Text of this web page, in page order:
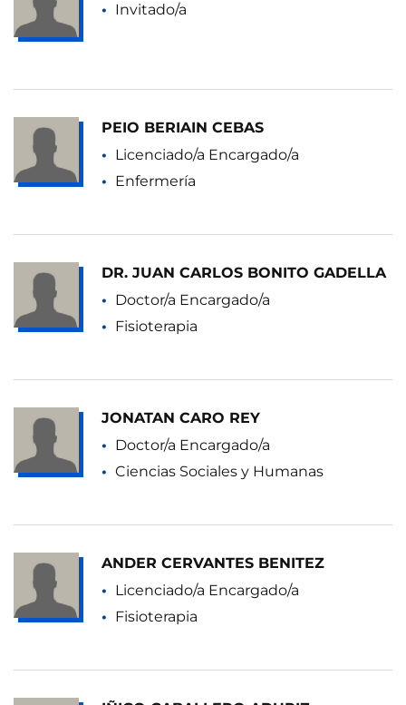
Invitado/a
PEIO BERIAIN CEBAS
Licenciado/a Encargado/a
Enfermería
DR. JUAN CARLOS BONITO GADELLA
Doctor/a Encargado/a
Fisioterapia
JONATAN CARO REY
Doctor/a Encargado/a
Ciencias Sociales y Humanas
ANDER CERVANTES BENITEZ
Licenciado/a Encargado/a
Fisioterapia